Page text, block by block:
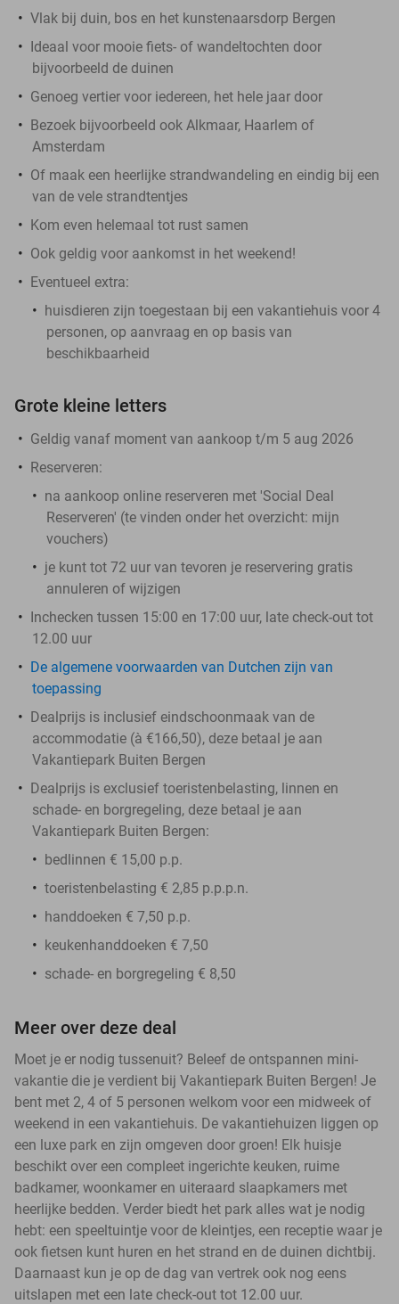
Vlak bij duin, bos en het kunstenaarsdorp Bergen
Ideaal voor mooie fiets- of wandeltochten door
bijvoorbeeld de duinen
Genoeg vertier voor iedereen, het hele jaar door
Bezoek bijvoorbeeld ook Alkmaar, Haarlem of
Amsterdam
Of maak een heerlijke strandwandeling en eindig bij een
van de vele strandtentjes
Kom even helemaal tot rust samen
Ook geldig voor aankomst in het weekend!
Eventueel extra:
huisdieren zijn toegestaan bij een vakantiehuis voor 4
personen, op aanvraag en op basis van
beschikbaarheid
Grote kleine letters
Geldig vanaf moment van aankoop t/m 5 aug 2026
Reserveren:
na aankoop online reserveren met 'Social Deal
Reserveren' (te vinden onder het overzicht: mijn
vouchers)
je kunt tot 72 uur van tevoren je reservering gratis
annuleren of wijzigen
Inchecken tussen 15:00 en 17:00 uur, late check-out tot
12.00 uur
De algemene voorwaarden van Dutchen zijn van
toepassing
Dealprijs is inclusief eindschoonmaak van de
accommodatie (à €166,50), deze betaal je aan
Vakantiepark Buiten Bergen
Dealprijs is exclusief toeristenbelasting, linnen en
schade- en borgregeling, deze betaal je aan
Vakantiepark Buiten Bergen:
bedlinnen € 15,00 p.p.
toeristenbelasting € 2,85 p.p.p.n.
handdoeken € 7,50 p.p.
keukenhanddoeken € 7,50
schade- en borgregeling € 8,50
Meer over deze deal
Moet je er nodig tussenuit? Beleef de ontspannen mini-
vakantie die je verdient bij Vakantiepark Buiten Bergen! Je
bent met 2, 4 of 5 personen welkom voor een midweek of
weekend in een vakantiehuis. De vakantiehuizen liggen op
een luxe park en zijn omgeven door groen! Elk huisje
beschikt over een compleet ingerichte keuken, ruime
badkamer, woonkamer en uiteraard slaapkamers met
heerlijke bedden. Verder biedt het park alles wat je nodig
hebt: een speeltuintje voor de kleintjes, een receptie waar je
ook fietsen kunt huren en het strand en de duinen dichtbij.
Daarnaast kun je op de dag van vertrek ook nog eens
uitslapen met een late check-out tot 12.00 uur.